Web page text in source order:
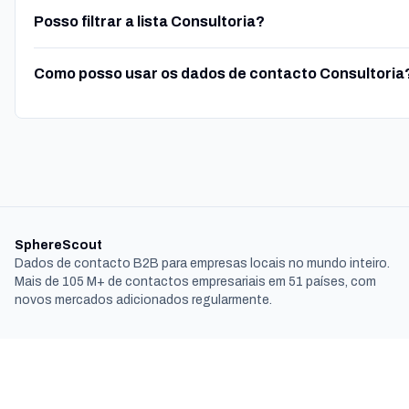
Posso filtrar a lista Consultoria?
Como posso usar os dados de contacto
SphereScout
Dados de contacto B2B para empresas locais no mundo inteiro.
Mais de 105 M+ de contactos empresariais em 51 países, com
novos mercados adicionados regularmente.